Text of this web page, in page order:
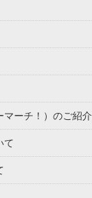
マーチ！）のご紹介
て